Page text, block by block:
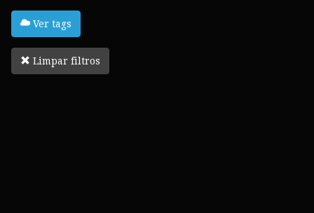
Ver tags
Limpar filtros